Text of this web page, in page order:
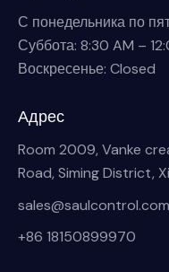
С понедельника по
Суббота: 8:30 AM –
Воскресенье: Closed
Адрес
Room 2009, Vanke
Road, Siming District,
sales@saulcontrol.com
+86 18150899970